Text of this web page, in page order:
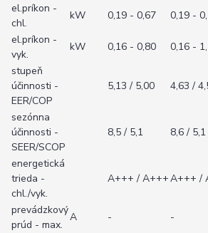
el.príkon -
chl.
kW 0,19 - 0,67 0,19 -
el.príkon -
vyk.
kW 0,16 - 0,80 0,16 -
stupeň
účinnosti -
EER/COP
5,13 / 5,00 4,63 /
sezónna
účinnosti -
SEER/SCOP
8,5 / 5,1 8,6 / 5,1
energetická
trieda -
chl./vyk.
A+++ / A+++A+++ /
prevádzkový
prúd - max.
A - -